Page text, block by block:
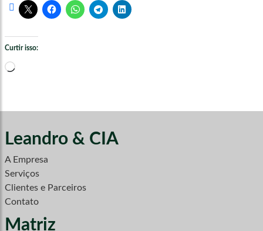
Curtir isso:
Carregando...
Leandro & CIA
A Empresa
Serviços
Clientes e Parceiros
Contato
Matriz